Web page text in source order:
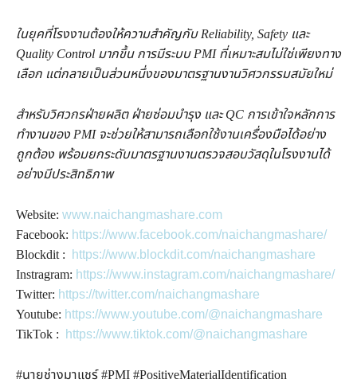
ในยุคที่โรงงานต้องให้ความสำคัญกับ Reliability, Safety และ
Quality Control มากขึ้น การมีระบบ PMI ที่เหมาะสมไม่ใช่เพียงทาง
เลือก แต่กลายเป็นส่วนหนึ่งของมาตรฐานงานวิศวกรรมสมัยใหม่
สำหรับวิศวกรฝ่ายผลิต ฝ่ายซ่อมบำรุง และ QC การเข้าใจหลักการ
ทำงานของ PMI จะช่วยให้สามารถเลือกใช้งานเครื่องมือได้อย่าง
ถูกต้อง พร้อมยกระดับมาตรฐานงานตรวจสอบวัสดุในโรงงานได้
อย่างมีประสิทธิภาพ
Website: www.naichangmashare.com
Facebook: https://www.facebook.com/naichangmashare/
Blockdit :
https://www.blockdit.com/naichangmashare
Instragram: https://www.instagram.com/naichangmashare/
Twitter: https://twitter.com/naichangmashare
Youtube: https://www.youtube.com/@naichangmashare
TikTok :
https://www.tiktok.com/@naichangmashare
#นายช่างมาแชร์ #PMI #PositiveMaterialIdentification